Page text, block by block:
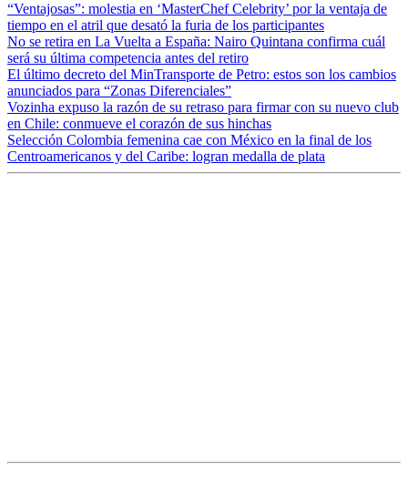
“Ventajosas”: molestia en ‘MasterChef Celebrity’ por la ventaja de
tiempo en el atril que desató la furia de los participantes
No se retira en La Vuelta a España: Nairo Quintana confirma cuál
será su última competencia antes del retiro
El último decreto del MinTransporte de Petro: estos son los cambios
anunciados para “Zonas Diferenciales”
Vozinha expuso la razón de su retraso para firmar con su nuevo club
en Chile: conmueve el corazón de sus hinchas
Selección Colombia femenina cae con México en la final de los
Centroamericanos y del Caribe: logran medalla de plata